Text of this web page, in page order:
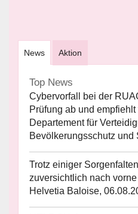
News Aktion
Top News
Cybervorfall bei der
Prüfung ab und
Departement für
Bevölkerungsschutz und
Trotz einiger
zuversichtlich nach vorne
Helvetia Baloise,